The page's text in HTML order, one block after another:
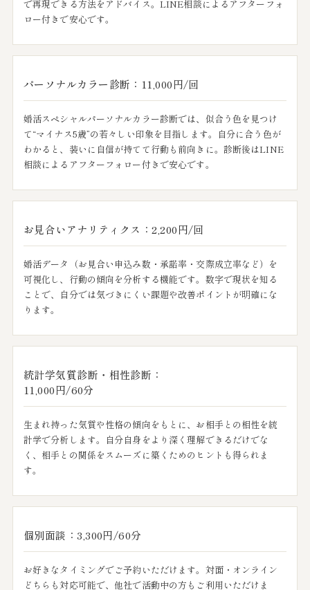
で再現できる方法をアドバイス。LINE相談によるアフターフォ
ロー付きで安心です。
パーソナルカラー診断：11,000円/回
婚活スペシャルパーソナルカラー診断では、似合う色を見つけ
て“マイナス5歳”の若々しい印象を目指します。自分に合う色が
わかると、装いに自信が持てて行動も前向きに。診断後はLINE
相談によるアフターフォロー付きで安心です。
お見合いアナリティクス：2,200円/回
婚活データ（お見合い申込み数・承諾率・交際成立率など）を
可視化し、行動の傾向を分析する機能です。数字で現状を知る
ことで、自分では気づきにくい課題や改善ポイントが明確にな
ります。
統計学気質診断・相性診断：
11,000円/60分
生まれ持った気質や性格の傾向をもとに、お相手との相性を統
計学で分析します。自分自身をより深く理解できるだけでな
く、相手との関係をスムーズに築くためのヒントも得られま
す。
個別面談：3,300円/60分
お好きなタイミングでご予約いただけます。対面・オンライン
どちらも対応可能で、他社で活動中の方もご利用いただけま